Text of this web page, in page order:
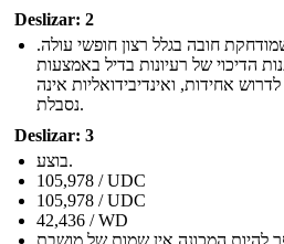
Deslizar: 2
חובה בגלל רצון חופשי עולה.
הדיכוי של רעיונות בדיל באמצעות
אחידות, ואינדיבידואליות אינה
נסבלת.
Deslizar: 3
בוצע.
105,978 / UDC
105,978 / UDC
42,436 / WD
להיות המכונה אין שמות של מושבת